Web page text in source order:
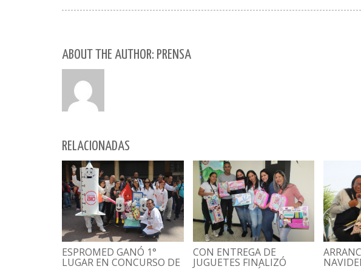
ABOUT THE AUTHOR: PRENSA
RELACIONADAS
ESPROMED GANÓ 1°
LUGAR EN CONCURSO DE
CON ENTREGA DE
JUGUETES FINALIZÓ